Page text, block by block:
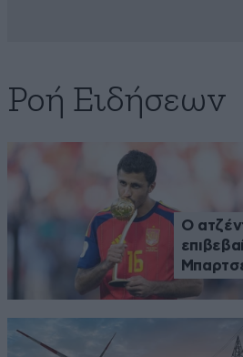
Ροή Ειδήσεων
Ο